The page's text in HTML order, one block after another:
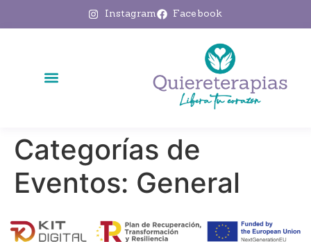
Instagram Facebook
Categorías de
Eventos: General